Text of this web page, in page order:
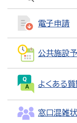
電子申請
公共施設
よくある質
窓口混雑